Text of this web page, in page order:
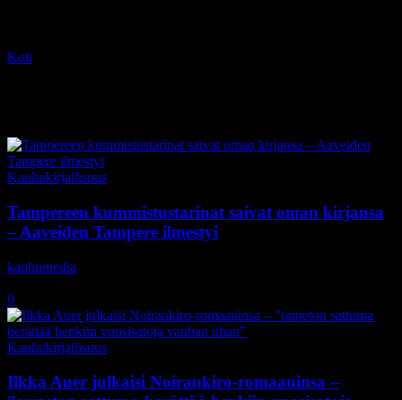
Koti
Kauhukirjallisuus
Tampereen kummistustarinat saivat oman kirjansa
– Aaveiden Tampere ilmestyi
kauhumedia
0
Kauhukirjallisuus
Ilkka Auer julkaisi Noirankiro-romaaninsa –